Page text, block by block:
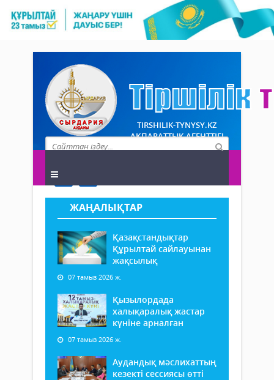
TIRSHILIK-TYNYSY.KZ
АҚПАРАТТЫҚ АГЕНТТІГІ
ЖАҢАЛЫҚТАР
Қазақстандықтар
Құрылтай сайлауынан
жақсылық
07 тамыз 2026 ж.
Қызылордада
халықаралық жастар
күніне арналған
07 тамыз 2026 ж.
Аудандық мәслихаттың
кезекті сессиясы өтті